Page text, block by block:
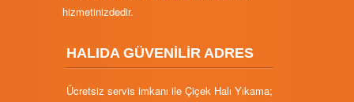
hizmetinizdedir.
HALIDA GÜVENİLİR ADRES
Ücretsiz servis imkanı ile Çiçek Halı Yıkama;